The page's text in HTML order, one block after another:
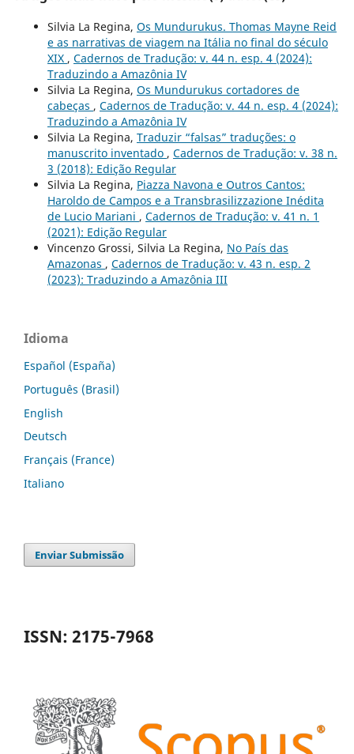
Silvia La Regina, Os Mundurukus. Thomas Mayne Reid
e as narrativas de viagem na Itália no final do século
XIX , Cadernos de Tradução: v. 44 n. esp. 4 (2024):
Traduzindo a Amazônia IV
Silvia La Regina, Os Mundurukus cortadores de
cabeças , Cadernos de Tradução: v. 44 n. esp. 4 (2024):
Traduzindo a Amazônia IV
Silvia La Regina, Traduzir “falsas” traduções: o
manuscrito inventado , Cadernos de Tradução: v. 38 n.
3 (2018): Edição Regular
Silvia La Regina, Piazza Navona e Outros Cantos:
Haroldo de Campos e a Transbrasilizzazione Inédita
de Lucio Mariani , Cadernos de Tradução: v. 41 n. 1
(2021): Edição Regular
Vincenzo Grossi, Silvia La Regina, No País das
Amazonas , Cadernos de Tradução: v. 43 n. esp. 2
(2023): Traduzindo a Amazônia III
Idioma
Español (España)
Português (Brasil)
English
Deutsch
Français (France)
Italiano
Enviar Submissão
ISSN: 2175-7968